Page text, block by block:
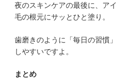
夜のスキンケアの最後に、ア
毛の根元にサッとひと塗り。
歯磨きのように「毎日の習慣
しやすいですよ。
まとめ